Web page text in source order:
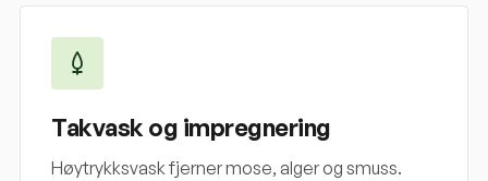
Takvask og impregnering
Høytrykksvask fjerner mose, alger og smuss.